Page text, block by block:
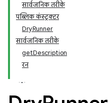
सार्वजनिक तरीके
पब्लिक कंस्ट्रक्टर
DryRunner
सार्वजनिक तरीके
getDescription
रन